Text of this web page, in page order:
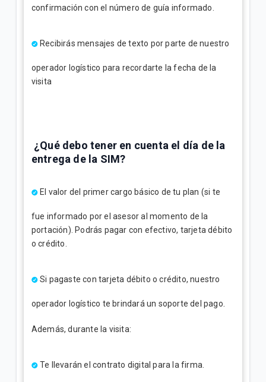
confirmación con el número de guía informado.
Recibirás mensajes de texto por parte de nuestro
operador logístico para recordarte la fecha de la
visita
¿Qué debo tener en cuenta el día de la
entrega de la SIM?
El valor del primer cargo básico de tu plan (si te
fue informado por el asesor al momento de la
portación). Podrás pagar con efectivo, tarjeta débito
o crédito.
Si pagaste con tarjeta débito o crédito, nuestro
operador logístico te brindará un soporte del pago
Además, durante la visita:
Te llevarán el contrato digital para la firma.